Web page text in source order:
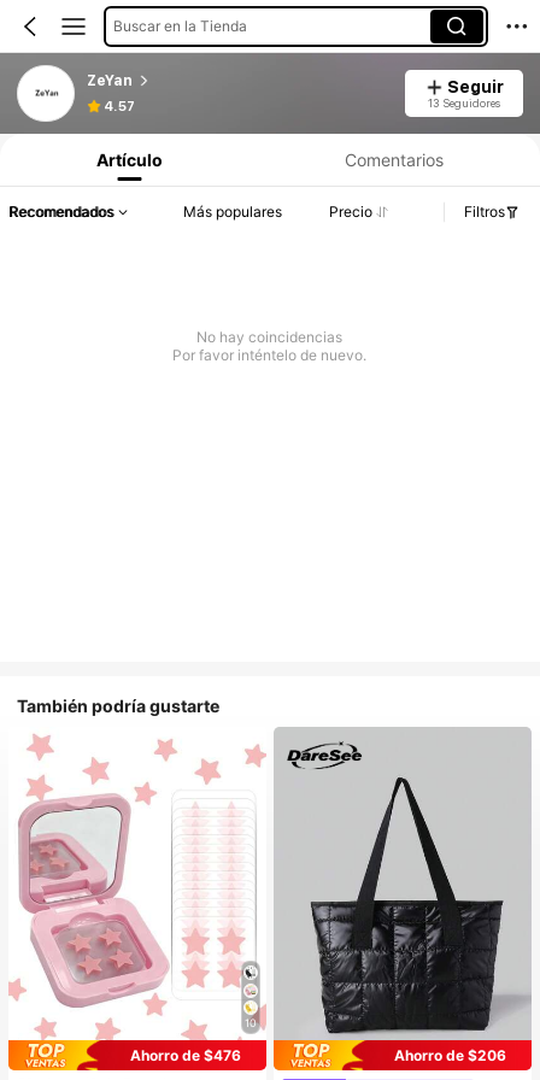
Buscar en la Tienda
ZeYan
4.57
Seguir
13 Seguidores
Artículo Comentarios
Recomendados Más populares Precio Filtros
No hay coincidencias
Por favor inténtelo de nuevo.
También podría gustarte
10
Ahorro de $476
Ahorro de $206
#1 Más vendidos
en Multicompartimento Bolsos De Mano Para Mujer
¡Casi agotado!